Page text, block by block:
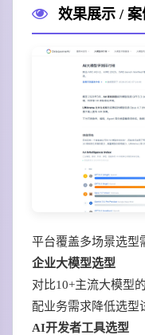
效果展示 /
平台覆盖多场景选型
企业大模型选型
对比10+主流大模型
配业务需求降低选型
AI开发者工具选型